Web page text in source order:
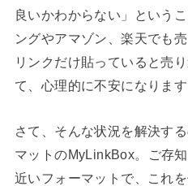
良いかわからない」という
ングやアマゾン、楽天でも
リンクだけ貼っていると売
て、心理的に不安になります
さて、そんな状況を解決す
マットのMyLinkBox。ご存
近いフォーマットで、これ